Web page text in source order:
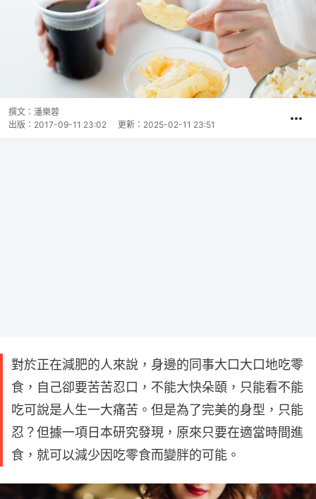
撰文： 潘樂蓉
出版： 2017-09-11 23:02 更新： 2025-02-11 23:51
對於正在減肥的人來說，身邊的同事大口大口地吃零
食，自己卻要苦苦忍口，不能大快朵頤，只能看不能
吃可說是人生一大痛苦。但是為了完美的身型，只能
忍？但據一項日本研究發現，原來只要在適當時間進
食，就可以減少因吃零食而變胖的可能。